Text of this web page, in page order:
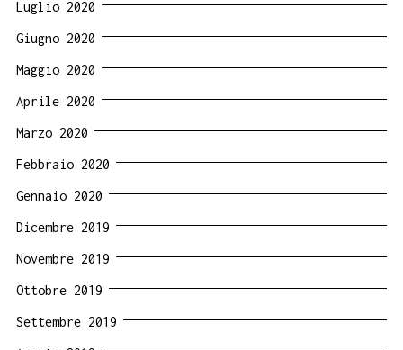
Luglio 2020
Giugno 2020
Maggio 2020
Aprile 2020
Marzo 2020
Febbraio 2020
Gennaio 2020
Dicembre 2019
Novembre 2019
Ottobre 2019
Settembre 2019